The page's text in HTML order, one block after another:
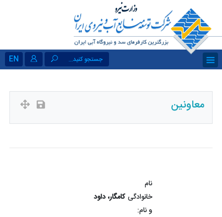
EN جستجو کنید...
معاونین
نام
خانوادگی
و نام:
کامگار، داود